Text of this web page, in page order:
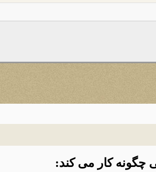
چگونه کار می کند: